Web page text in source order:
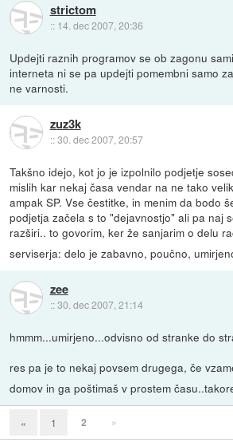
strictom
:: 14. dec 2007, 20:36
Updejti raznih programov se ob zagonu
interneta ni se pa updejti pomembni samo
ne varnosti.
zuz3k
::30. dec 2007, 20:57
Takšno idejo, kot jo je izpolnilo podjetje
mislih kar nekaj časa vendar na ne tako
ampak SP. Vse čestitke, in menim da bodo
podjetja začela s to "dejavnostjo" ali pa naj
razširi.. to govorim, ker že sanjarim o delu
serviserja: delo je zabavno, poučno,
zee
::30. dec 2007, 21:14
hmmm...umirjeno...odvisno od stranke do
res pa je to nekaj povsem drugega, če
domov in ga poštimaš v prostem
« 1 2 »